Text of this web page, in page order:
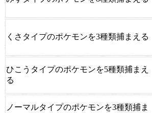
くさタイプのポケモンを3種類捕まえる
ひこうタイプのポケモンを5種類捕まえ
る
ノーマルタイプのポケモンを3種類捕ま